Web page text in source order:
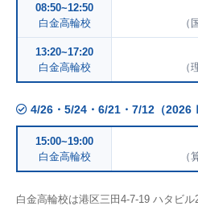
08:50~12:50
白金高輪校
（
13:20~17:20
白金高輪校
（
4/26・5/24・6/21・7/12（
15:00~19:00
白金高輪校
（
白金高輪校は港区三田4-7-19 ハタビル